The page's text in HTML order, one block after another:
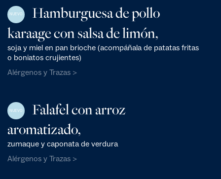
NUEVO
Hamburguesa de pollo
karaage con salsa de limón,
soja y miel en pan brioche (acompáñala de patatas fritas
o boniatos crujientes)
Alérgenos y Trazas >
NUEVO
Falafel con arroz
aromatizado,
zumaque y caponata de verdura
Alérgenos y Trazas >